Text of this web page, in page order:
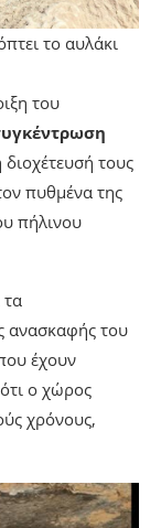
το αυλάκι
του
τους
πυθμένα της
πήλινου
τα
ανασκαφής του
έχουν
ο χώρος
χρόνους,